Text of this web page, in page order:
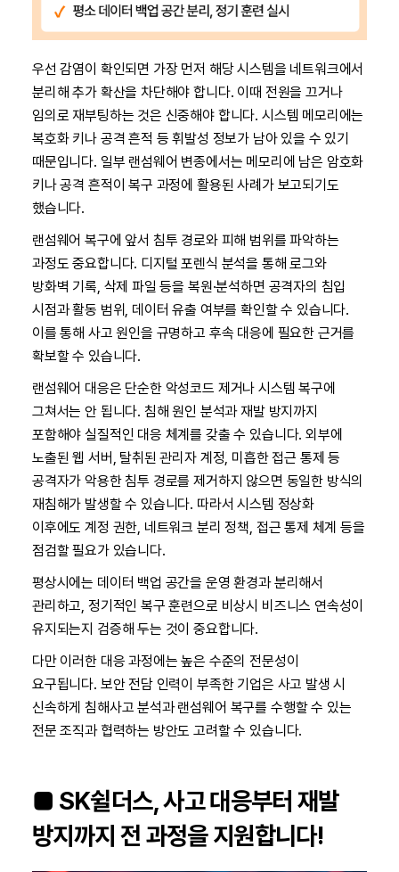
우선 감염이 확인되면 가장 먼저 해당 시스템을 네트워크에서
분리해 추가 확산을 차단해야 합니다. 이때 전원을 끄거나
임의로 재부팅하는 것은 신중해야 합니다. 시스템 메모리에는
복호화 키나 공격 흔적 등 휘발성 정보가 남아 있을 수 있기
때문입니다. 일부 랜섬웨어 변종에서는 메모리에 남은 암호화
키나 공격 흔적이 복구 과정에 활용된 사례가 보고되기도
했습니다.
랜섬웨어 복구에 앞서 침투 경로와 피해 범위를 파악하는
과정도 중요합니다. 디지털 포렌식 분석을 통해 로그와
방화벽 기록, 삭제 파일 등을 복원·분석하면 공격자의 침입
시점과 활동 범위, 데이터 유출 여부를 확인할 수 있습니다.
이를 통해 사고 원인을 규명하고 후속 대응에 필요한 근거를
확보할 수 있습니다.
랜섬웨어 대응은 단순한 악성코드 제거나 시스템 복구에
그쳐서는 안 됩니다. 침해 원인 분석과 재발 방지까지
포함해야 실질적인 대응 체계를 갖출 수 있습니다. 외부에
노출된 웹 서버, 탈취된 관리자 계정, 미흡한 접근 통제 등
공격자가 악용한 침투 경로를 제거하지 않으면 동일한 방식의
재침해가 발생할 수 있습니다. 따라서 시스템 정상화
이후에도 계정 권한, 네트워크 분리 정책, 접근 통제 체계 등을
점검할 필요가 있습니다.
평상시에는 데이터 백업 공간을 운영 환경과 분리해서
관리하고, 정기적인 복구 훈련으로 비상시 비즈니스 연속성이
유지되는지 검증해 두는 것이 중요합니다.
다만 이러한 대응 과정에는 높은 수준의 전문성이
요구됩니다. 보안 전담 인력이 부족한 기업은 사고 발생 시
신속하게 침해사고 분석과 랜섬웨어 복구를 수행할 수 있는
전문 조직과 협력하는 방안도 고려할 수 있습니다.
■ SK쉴더스, 사고 대응부터 재발
방지까지 전 과정을 지원합니다!